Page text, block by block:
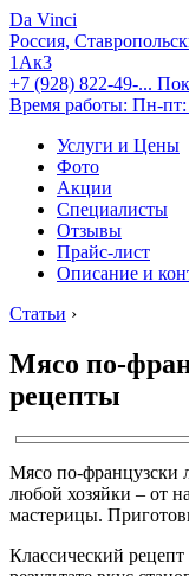
Da Vinci
Россия,
1Ак3
+7 (928) 822-49-...
Время работы: Пн-
Услуги и Цены
Фото
Акции
Специалисты
Отзывы
Прайс-лист
Описание и
Статьи ›
Мясо по-
рецепты
Мясо по-французски
любой хозяйки – от
мастерицы.
Классический